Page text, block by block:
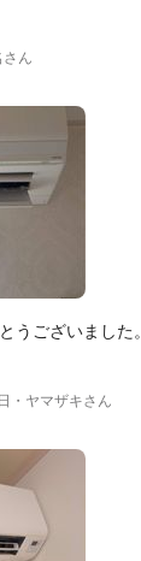
ん
うございました。
・ヤマザキさん